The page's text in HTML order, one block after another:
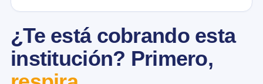
¿Te está cobrando esta
institución? Primero,